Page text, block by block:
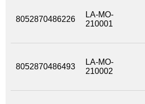
8052870486226
LA-MO-
210001
8052870486493
LA-MO-
210002